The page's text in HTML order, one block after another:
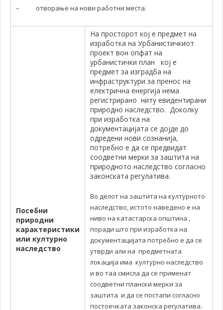
– отворање на нови работни места.
Посебни
природни
карактеристики
или културно
наследство
На просторот кој е предмет на
изработка на Урбанистичкиот
проект вон опфат на
урбанистички план кој е
предмет за изградба на
инфраструктури за пренос на
електрична енергија нема
регистрирано ниту евидентирани
природно наследство. Доколку
при изработка на
документацијата се дојде до
одредени нови сознанија,
потребно е да се предвидат
соодветни мерки за заштита на
природното наследство согласно
законската регулатива.
Во делот на заштита на културното
наследство, истото наведено е на
ниво на катастарска општина ,
поради што при изработка на
документацијата потребно е да се
утврди али на предметната
локација има културно наследство
и во таа смисла да се применат
соодветни плански мерки за
заштита и да се постапи согласно
постоечката законска регулатива.